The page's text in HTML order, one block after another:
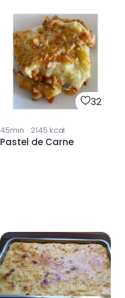
32
45min · 2145 kcal
Pastel de Carne